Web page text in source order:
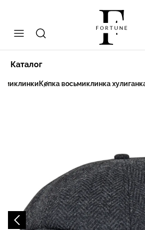
Каталог
Кепка восьмиклинка